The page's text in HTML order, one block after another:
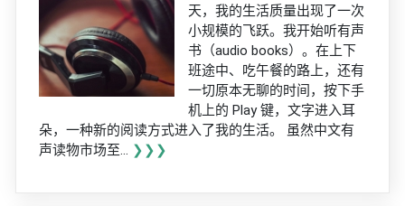
天，我的生活质量出现了一次
小规模的飞跃。我开始听有声
书（audio books）。在上下
班途中、吃午餐的路上，还有
一切原本无聊的时间，按下手
机上的 Play 键，文字进入耳
朵，一种新的阅读方式进入了我的生活。 虽然中文有
声读物市场至... ❯❯❯